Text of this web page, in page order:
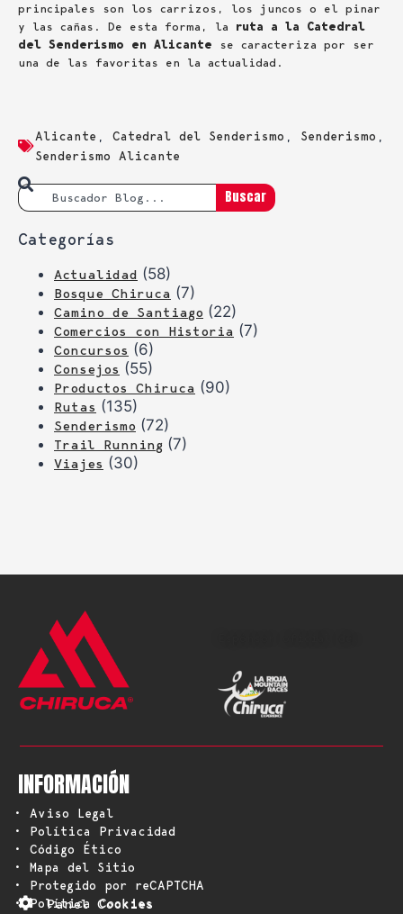
principales son los carrizos, los juncos o el pinar
y las cañas. De esta forma, la ruta a la Catedral
del Senderismo en Alicante se caracteriza por ser
una de las favoritas en la actualidad.
Alicante Catedral del Senderismo Senderismo
Senderismo Alicante
Buscar
Categorías
Actualidad (58)
Bosque Chiruca (7)
Camino de Santiago (22)
Comercios con Historia (7)
Concursos (6)
Consejos (55)
Productos Chiruca (90)
Rutas (135)
Senderismo (72)
Trail Running (7)
Viajes (30)
INFORMACIÓN
• Aviso Legal
• Política Privacidad
• Código Ético
• Mapa del Sitio
• Protegido por reCAPTCHA
• Política Cookies
Panel Cookies